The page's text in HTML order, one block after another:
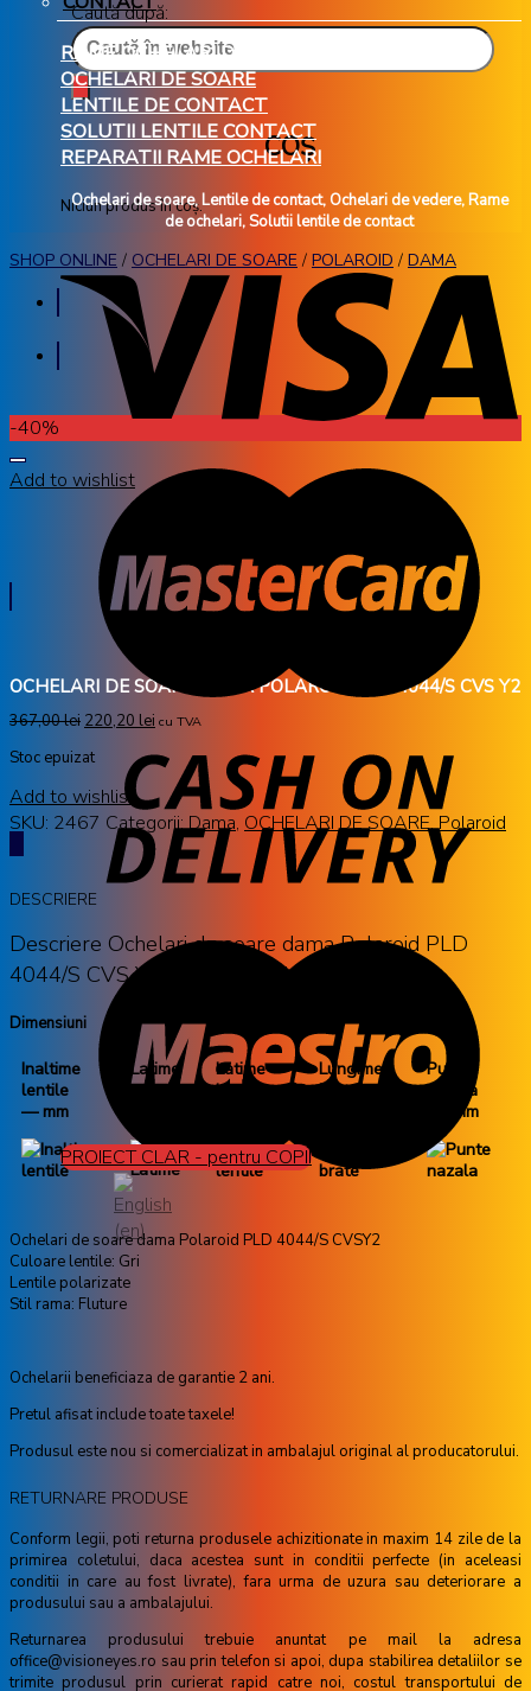
Caută după:
COȘ
Niciun produs în coș.
PROIECT CLAR - pentru COPII
RAME OCHELARI DE VEDERE
OCHELARI DE SOARE
LENTILE DE CONTACT
SOLUTII LENTILE CONTACT
REPARATII RAME OCHELARI
Ochelari de soare, Lentile de contact, Ochelari de vedere, Rame
de ochelari, Solutii lentile de contact
SHOP ONLINE / OCHELARI DE SOARE / POLAROID / DAMA
-40%
Add to wishlist
OCHELARI DE SOARE DAMA POLAROID PLD 4044/S CVS Y2
367,00lei 220,20 lei cu TVA
Stoc epuizat
Add to wishlist
SKU: 2467 Categorii:Dama, OCHELARI DE SOARE,Polaroid
DESCRIERE
Descriere Ochelari de soare dama Polaroid PLD
4044/S CVS Y2 de la Polaroid
Dimensiuni
Inaltime
lentile
— mm
Latime
rama
Latime
lentile
Lungime
brate
Punte
nazala
20 mm
Ochelari de soare dama Polaroid PLD 4044/S CVSY2
Culoare lentile: Gri
Lentile polarizate
Stil rama: Fluture
Ochelarii beneficiaza de garantie 2 ani.
Pretul afisat include toate taxele!
Produsul este nou si comercializat in ambalajul original al producatorului.
RETURNARE PRODUSE
Conform legii, poti returna produsele achizitionate in maxim 14 zile de la
primirea coletului, daca acestea sunt in conditii perfecte (in aceleasi
conditii in care au fost livrate), fara urma de uzura sau deteriorare a
produsului sau a ambalajului.
Returnarea produsului trebuie anuntat pe mail la adresa
office@visioneyes.ro sau prin telefon si apoi, dupa stabilirea detaliilor se
trimite produsul prin curierat rapid catre noi, costul transportului de